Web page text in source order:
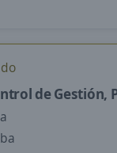
de Gestión,